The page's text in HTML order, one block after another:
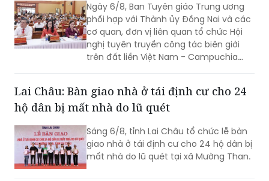
Ngày 6/8, Ban Tuyên giáo Trung ương
phối hợp với Thành ủy Đồng Nai và các
cơ quan, đơn vị liên quan tổ chức Hội
nghị tuyên truyền công tác biên giới
trên đất liền Việt Nam - Campuchia
Lai Châu: Bàn giao nhà ở tái định cư cho 24
hộ dân bị mất nhà do lũ quét
Sáng 6/8, tỉnh Lai Châu tổ chức lễ bàn
giao nhà ở tái định cư cho 24 hộ dân bị
mất nhà do lũ quét tại xã Mường Than.